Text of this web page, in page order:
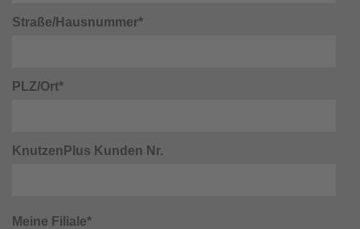
Straße/Hausnummer*
PLZ/Ort*
KnutzenPlus Kunden Nr.
Meine Filiale*